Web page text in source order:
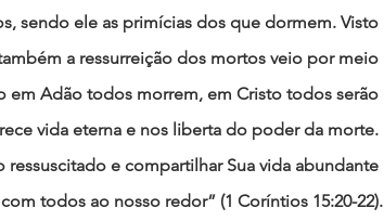
sendo ele as primícias dos que dormem. Visto
a ressurreição dos mortos veio por meio
em Adão todos morrem, em Cristo todos serão
vida eterna e nos liberta do poder da morte.
e compartilhar Sua vida abundante
com todos ao nosso redor” (1 Coríntios 15:20-22).